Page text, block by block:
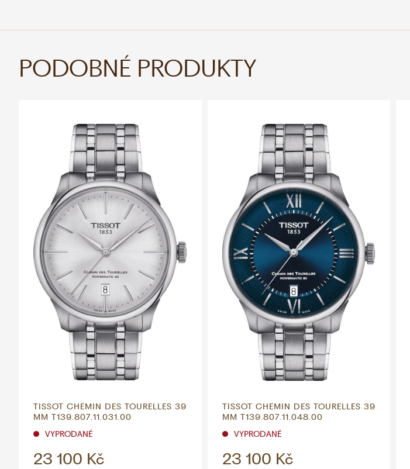
PODOBNÉ PRODUKTY
TISSOT CHEMIN DES TOURELLES 39
MM T139.807.11.031.00
VYPRODANÉ
23 100 Kč
TISSOT CHEMIN DES TOURELLES 39
MM T139.807.11.048.00
VYPRODANÉ
23 100 Kč